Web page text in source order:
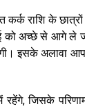
कर्क राशि के
अच्छे से आगे ले
इसके अलावा
जिसके